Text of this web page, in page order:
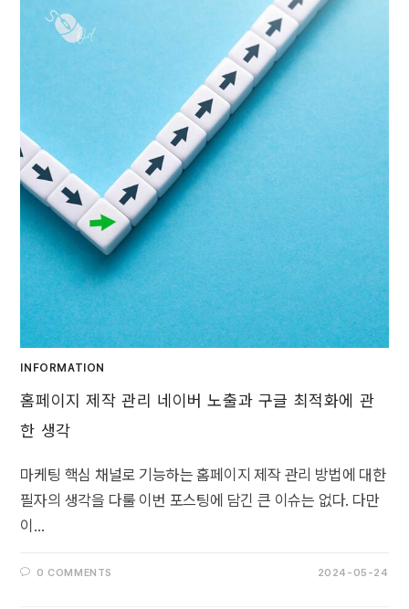
INFORMATION
홈페이지 제작 관리 네이버 노출과 구글 최적화에 관
한 생각
마케팅 핵심 채널로 기능하는 홈페이지 제작 관리 방법에 대한
필자의 생각을 다룰 이번 포스팅에 담긴 큰 이슈는 없다. 다만
이…
0 COMMENTS 2024-05-24